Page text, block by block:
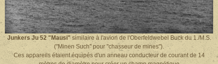
Junkers Ju 52 "Mausi"similaire à l'avion de l'Oberfeldwebel Buck du 1./M.S.
("Minen Such" pour "chasseur de mines").
Ces appareils étaient équipés d'un anneau conducteur de courant de 14